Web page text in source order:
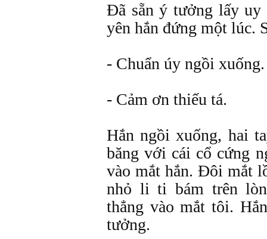
Đã sẵn ý tưởng lấy uy
yên hắn đứng một lúc.
- Chuẩn úy ngồi xuống.
- Cảm ơn thiếu tá.
Hắn ngồi xuống, hai
băng với cái cổ cứng
vào mắt hắn. Đôi mắt
nhỏ li ti bám trên
thẳng vào mắt tôi.
tưởng.